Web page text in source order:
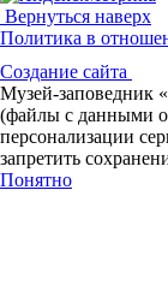
Вернуться наверх
Политика в
Создание сайта
Музей-заповедник
(файлы с данными
персонализации
запретить
Понятно